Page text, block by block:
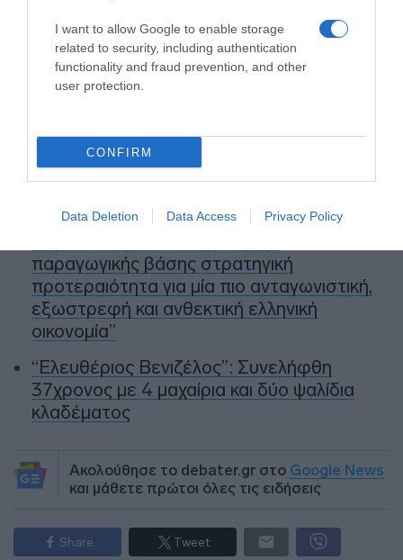
I want to allow Google to enable storage
related to security, including authentication
functionality and fraud prevention, and other
user protection.
CONFIRM
Data Deletion Data Access Privacy Policy
Ειδήσεις σήμερα
προειδοποίηση των κατοίκων (βίντεο)
Τροχαίο στον Κηφισό – Καθυστερήσεις
στο ρεύμα προς Πειραιά
παραγωγικής βάσης στρατηγική
προτεραιότητα για μία πιο ανταγωνιστική,
εξωστρεφή και ανθεκτική ελληνική
οικονομία”
“Ελευθέριος Βενιζέλος”: Συνελήφθη
37χρονος με 4 μαχαίρια και δύο ψαλίδια
κλαδέματος
Ακολούθησε το debater.gr στο Google News
και μάθετε πρώτοι όλες τις ειδήσεις
Share Tweet